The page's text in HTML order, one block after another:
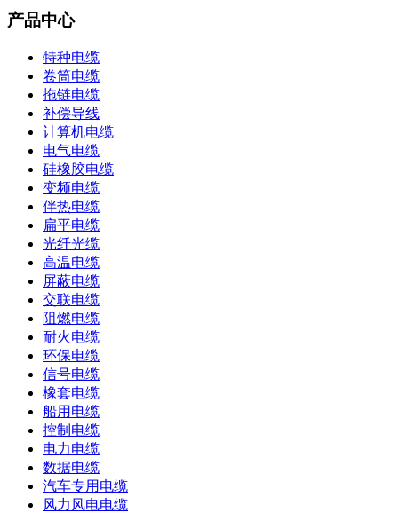
产品中心
特种电缆
卷筒电缆
拖链电缆
补偿导线
计算机电缆
电气电缆
硅橡胶电缆
变频电缆
伴热电缆
扁平电缆
光纤光缆
高温电缆
屏蔽电缆
交联电缆
阻燃电缆
耐火电缆
环保电缆
信号电缆
橡套电缆
船用电缆
控制电缆
电力电缆
数据电缆
汽车专用电缆
风力风电电缆